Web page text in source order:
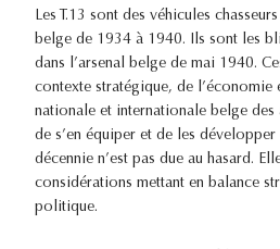
Les T.13 sont des véhicules
belge de 1934 à 1940. Ils sont les
dans l’arsenal belge de mai 1940.
contexte stratégique, de
nationale et internationale belge des
de s’en équiper et de les développer
décennie n’est pas due au hasard.
considérations mettant en balance
politique.